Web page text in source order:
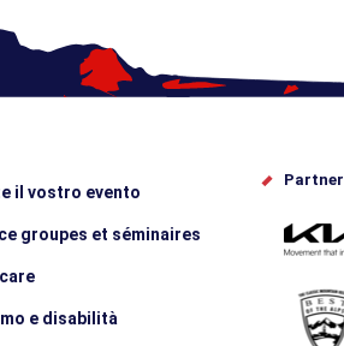
il vostro evento
groupes et séminaires
e disabilità
Partner